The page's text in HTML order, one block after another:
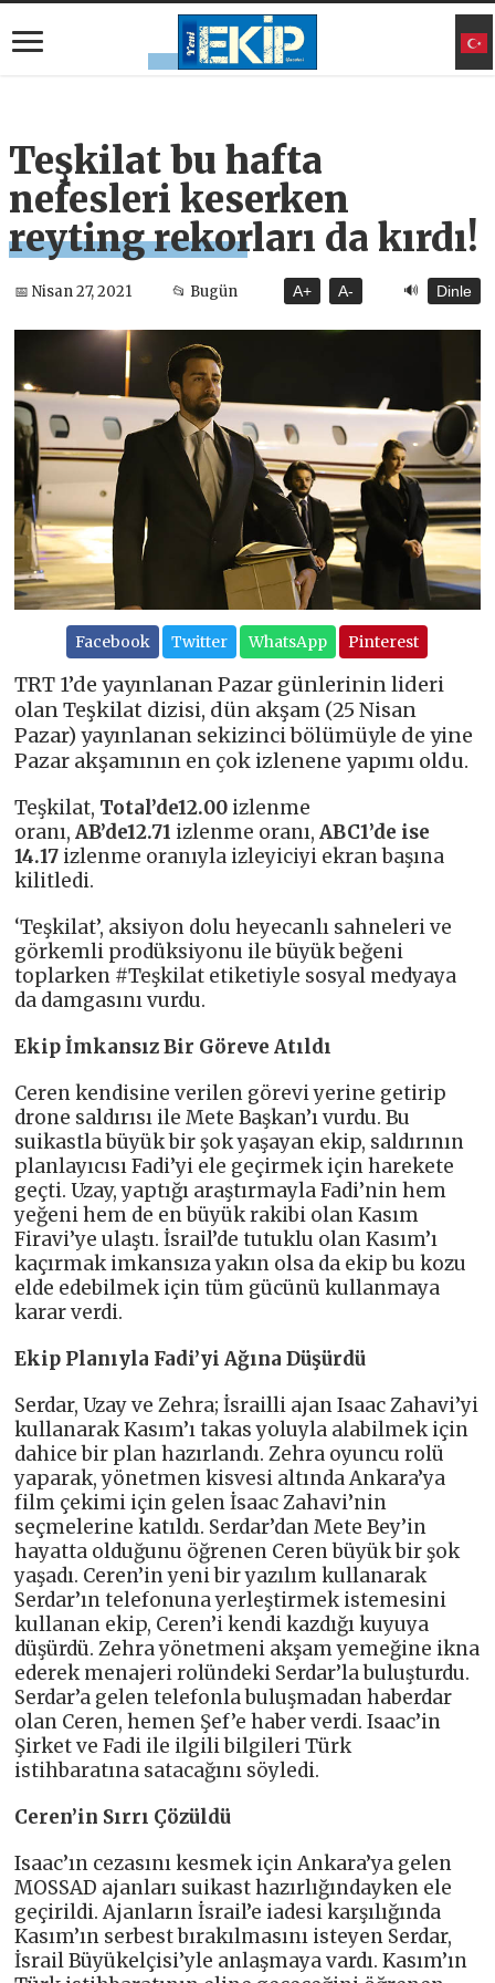
Teşkilat bu hafta
nefesleri keserken
reyting rekorları da kırdı!
📅 Nisan 27, 2021 📂 Bugün A+ A- 🔊 Dinle
Facebook Twitter WhatsApp Pinterest
TRT 1’de yayınlanan Pazar günlerinin lideri
olan Teşkilat dizisi, dün akşam (25 Nisan
Pazar) yayınlanan sekizinci bölümüyle de yine
Pazar akşamının en çok izlenene yapımı oldu.
Teşkilat, Total’de12.00 izlenme
oranı,AB’de12.71 izlenme oranı,ABC1’de ise
14.17 izlenme oranıyla izleyiciyi ekran başına
kilitledi.
‘Teşkilat’, aksiyon dolu heyecanlı sahneleri ve
görkemli prodüksiyonu ile büyük beğeni
toplarken #Teşkilat etiketiyle sosyal medyaya
da damgasını vurdu.
Ekip İmkansız Bir Göreve Atıldı
Ceren kendisine verilen görevi yerine getirip
drone saldırısı ile Mete Başkan’ı vurdu. Bu
suikastla büyük bir şok yaşayan ekip, saldırının
planlayıcısı Fadi’yi ele geçirmek için harekete
geçti. Uzay, yaptığı araştırmayla Fadi’nin hem
yeğeni hem de en büyük rakibi olan Kasım
Firavi’ye ulaştı. İsrail’de tutuklu olan Kasım’ı
kaçırmak imkansıza yakın olsa da ekip bu kozu
elde edebilmek için tüm gücünü kullanmaya
karar verdi.
Ekip Planıyla Fadi’yi Ağına Düşürdü
Serdar, Uzay ve Zehra; İsrailli ajan Isaac Zahavi’yi
kullanarak Kasım’ı takas yoluyla alabilmek için
dahice bir plan hazırlandı. Zehra oyuncu rolü
yaparak, yönetmen kisvesi altında Ankara’ya
film çekimi için gelen İsaac Zahavi’nin
seçmelerine katıldı. Serdar’dan Mete Bey’in
hayatta olduğunu öğrenen Ceren büyük bir şok
yaşadı. Ceren’in yeni bir yazılım kullanarak
Serdar’ın telefonuna yerleştirmek istemesini
kullanan ekip, Ceren’i kendi kazdığı kuyuya
düşürdü. Zehra yönetmeni akşam yemeğine ikna
ederek menajeri rolündeki Serdar’la buluşturdu.
Serdar’a gelen telefonla buluşmadan haberdar
olan Ceren, hemen Şef’e haber verdi. Isaac’in
Şirket ve Fadi ile ilgili bilgileri Türk
istihbaratına satacağını söyledi.
Ceren’in Sırrı Çözüldü
Isaac’ın cezasını kesmek için Ankara’ya gelen
MOSSAD ajanları suikast hazırlığındayken ele
geçirildi. Ajanların İsrail’e iadesi karşılığında
Kasım’ın serbest bırakılmasını isteyen Serdar,
İsrail Büyükelçisi’yle anlaşmaya vardı. Kasım’ın